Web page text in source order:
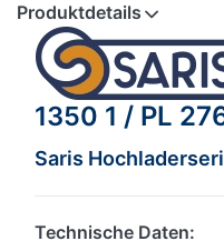
Produktdetails
1350 1 / PL
Saris
Technische Daten: